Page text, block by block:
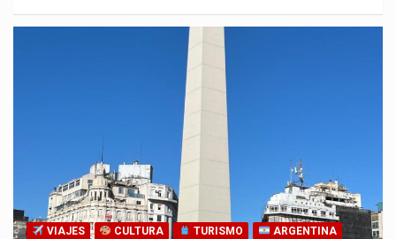
VIAJES CULTURA TURISMO ARGENTINA